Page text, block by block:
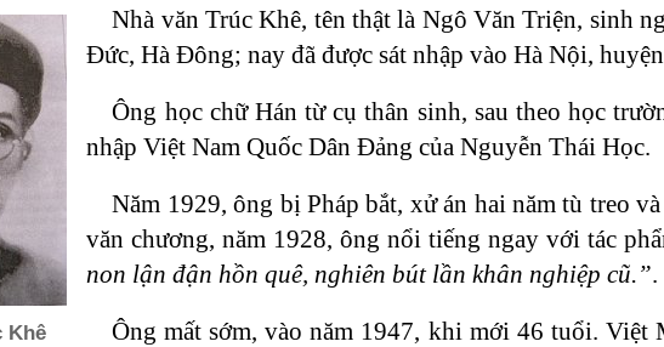
Khê
Nhà văn Trúc Khê, tên thật là Ngô Văn Triện, sinh
Đức, Hà Đông; nay đã được sát nhập vào Hà Nội,
Ông học chữ Hán từ cụ thân sinh, sau theo học
nhập Việt Nam Quốc Dân Đảng của Nguyễn Thái Học.
Năm 1929, ông bị Pháp bắt, xử án hai năm tù treo
văn chương, năm 1928, ông nổi tiếng ngay với tác
non lận đận hồn quê, nghiên bút lần khân nghiệp cũ.”.
Ông mất sớm, vào năm 1947, khi mới 46 tuổi.